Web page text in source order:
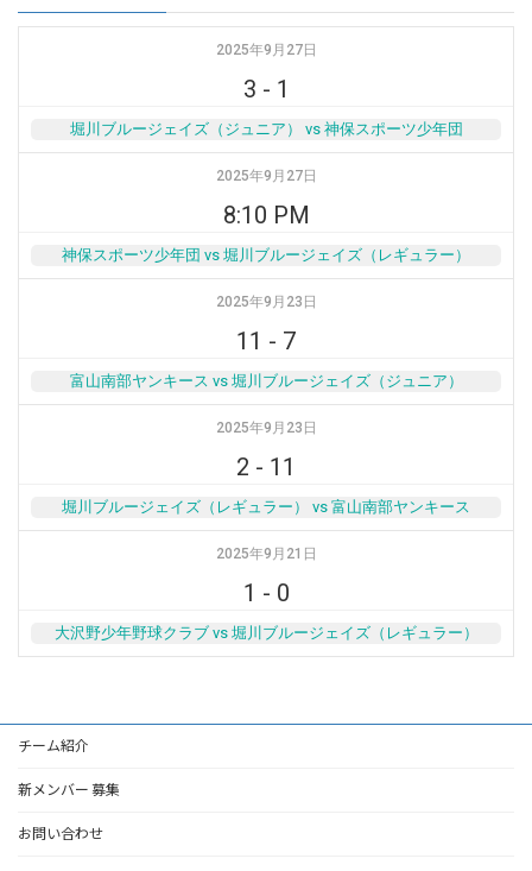
2025年9月27日
3 - 1
堀川ブルージェイズ（ジュニア） vs 神保スポーツ少年団
2025年9月27日
8:10 PM
神保スポーツ少年団 vs 堀川ブルージェイズ（レギュラー）
2025年9月23日
11 - 7
富山南部ヤンキース vs 堀川ブルージェイズ（ジュニア）
2025年9月23日
2 - 11
堀川ブルージェイズ（レギュラー） vs 富山南部ヤンキース
2025年9月21日
1 - 0
大沢野少年野球クラブ vs 堀川ブルージェイズ（レギュラー）
チーム紹介
新メンバー 募集
お問い合わせ